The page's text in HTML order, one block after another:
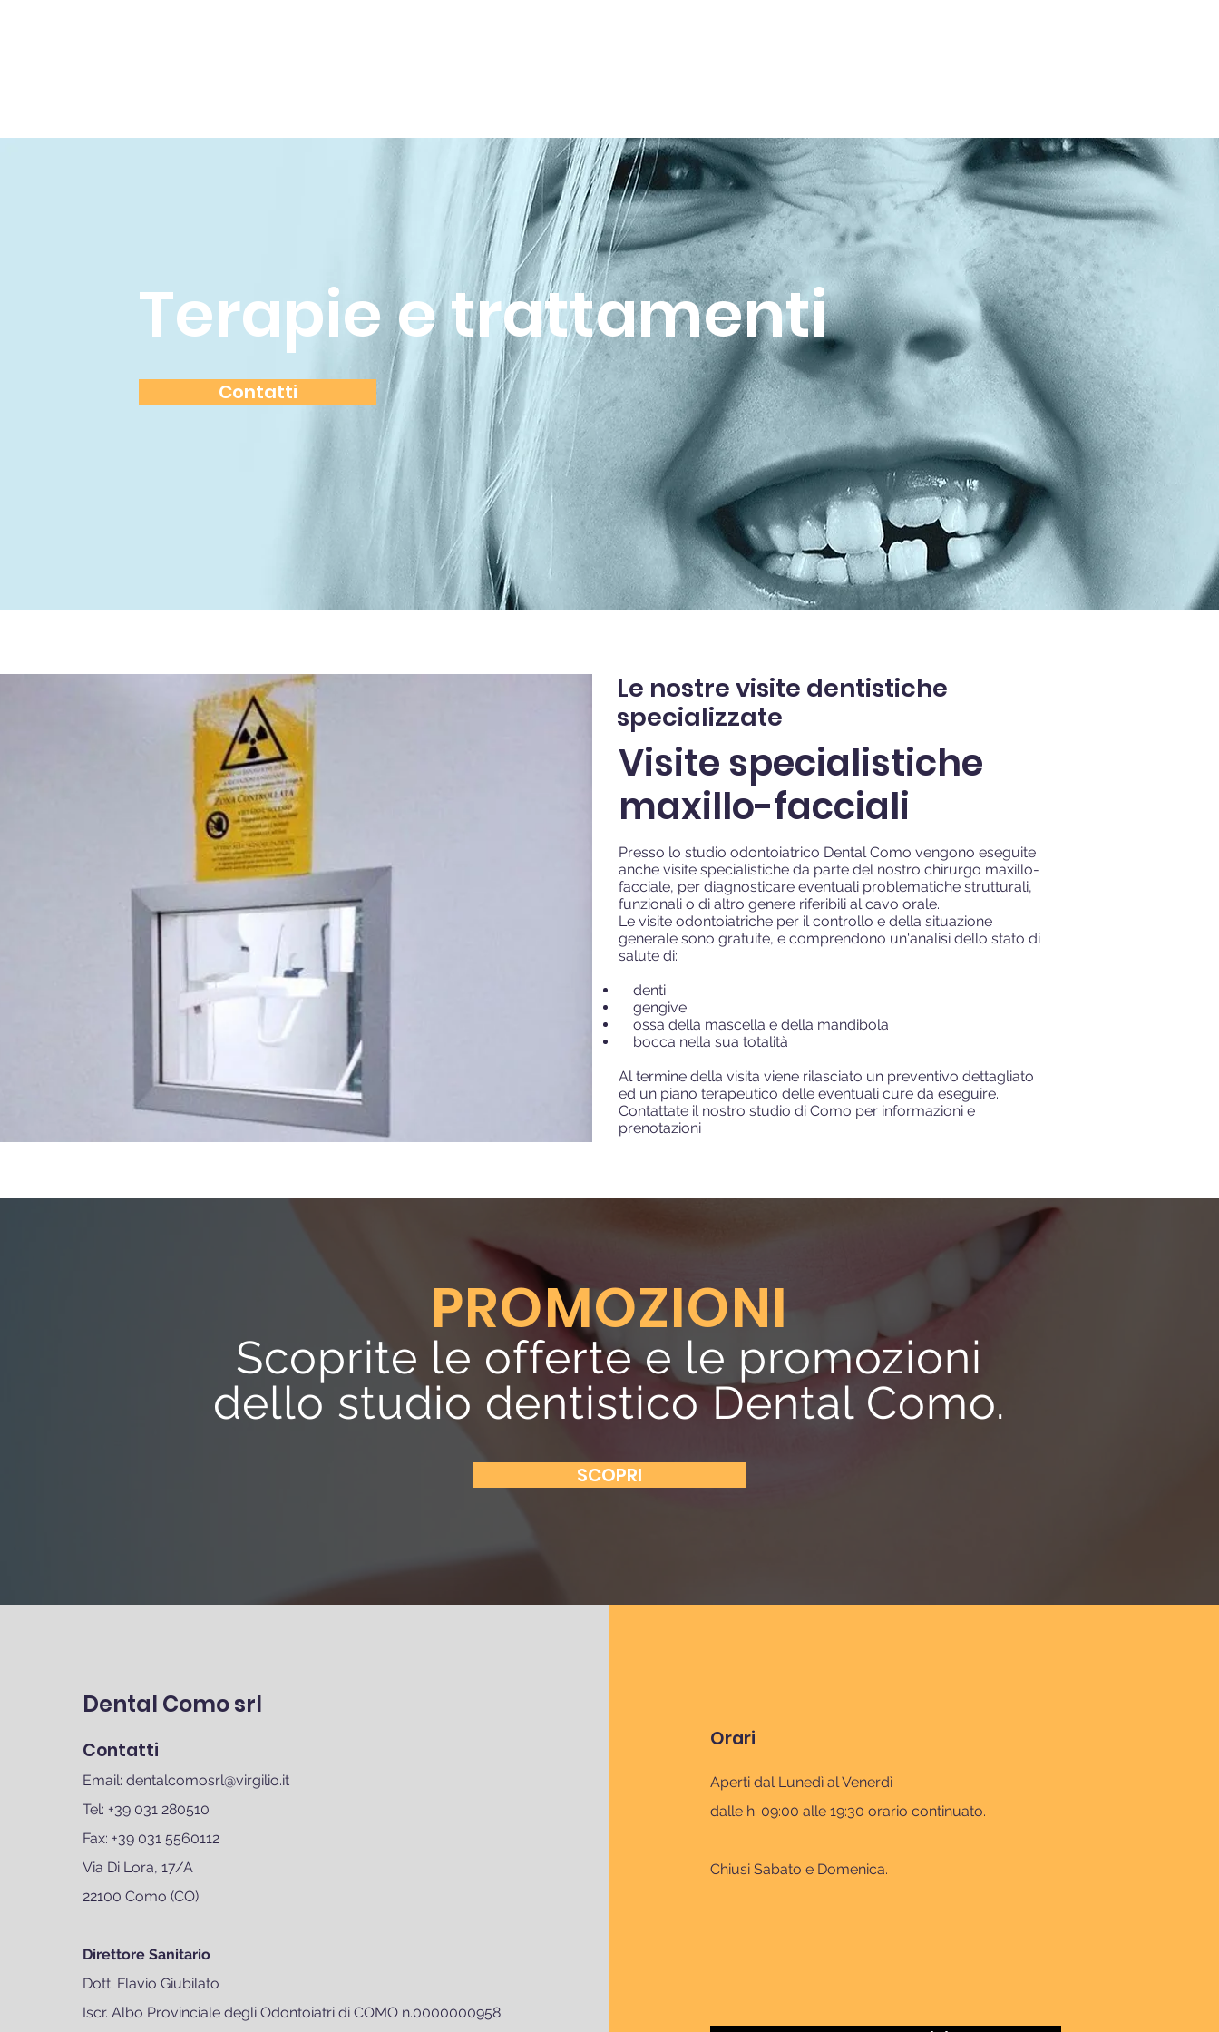
Terapie e trattamenti
Contatti
Le nostre visite dentistiche
specializzate
Visite specialistiche
maxillo-facciali
Presso lo studio odontoiatrico Dental Como vengono eseguite
anche visite specialistiche da parte del nostro chirurgo maxillo-
facciale, per diagnosticare eventuali problematiche strutturali,
funzionali o di altro genere riferibili al cavo orale.
Le visite odontoiatriche per il controllo e della situazione
generale sono gratuite, e comprendono un'analisi dello stato di
salute di:
denti
gengive
ossa della mascella e della mandibola
bocca nella sua totalità
Al termine della visita viene rilasciato un preventivo dettagliato
ed un piano terapeutico delle eventuali cure da eseguire.
Contattate il nostro studio di Como per informazioni e
prenotazioni
PROMOZIONI
Scoprite le offerte e le promozioni
dello studio dentistico Dental Como.
SCOPRI
Dental Como srl
Contatti
Email: dentalcomosrl@virgilio.it
Tel: +39 031 280510
Fax: +39 031 5560112
Via Di Lora, 17/A
22100 Como (CO)
Direttore Sanitario
Dott. Flavio Giubilato
Iscr. Albo Provinciale degli Odontoiatri di COMO n.0000000958
Orari
Aperti dal Lunedì al Venerdì
dalle h. 09:00 alle 19:30 orario continuato.
Chiusi Sabato e Domenica.